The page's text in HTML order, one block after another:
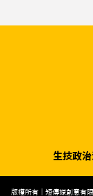
生技政治
版權所有｜短傳媒創意有